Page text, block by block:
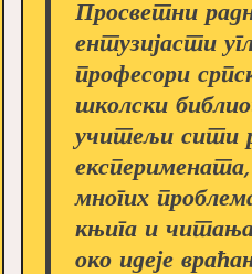
Просветни
ентузијасти
професори
школски
учитељи сити
многих
књига и
око идеје